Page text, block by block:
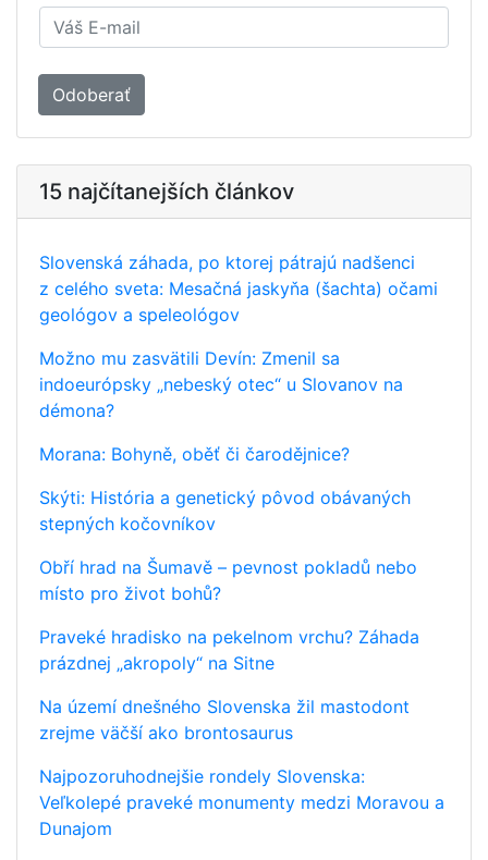
Odoberať
15 najčítanejších článkov
Slovenská záhada, po ktorej pátrajú nadšenci
z celého sveta: Mesačná jaskyňa (šachta) očami
geológov a speleológov
Možno mu zasvätili Devín: Zmenil sa
indoeurópsky „nebeský otec“ u Slovanov na
démona?
Morana: Bohyně, oběť či čarodějnice?
Skýti: História a genetický pôvod obávaných
stepných kočovníkov
Obří hrad na Šumavě – pevnost pokladů nebo
místo pro život bohů?
Praveké hradisko na pekelnom vrchu? Záhada
prázdnej „akropoly“ na Sitne
Na území dnešného Slovenska žil mastodont
zrejme väčší ako brontosaurus
Najpozoruhodnejšie rondely Slovenska:
Veľkolepé praveké monumenty medzi Moravou a
Dunajom